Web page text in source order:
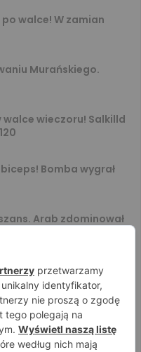
walce! W zamian
Murańskiego.
wieczoru! Salkilld
biceps! Bomba wygrał
Arab zdominował
przez 6. rywali. Gypsy
Wampirek przegrał w